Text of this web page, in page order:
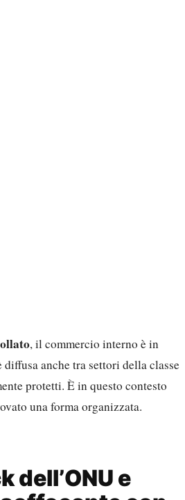
, il commercio interno è in
anche tra settori della classe
protetti. È in questo contesto
una forma organizzata.
dell’ONU e